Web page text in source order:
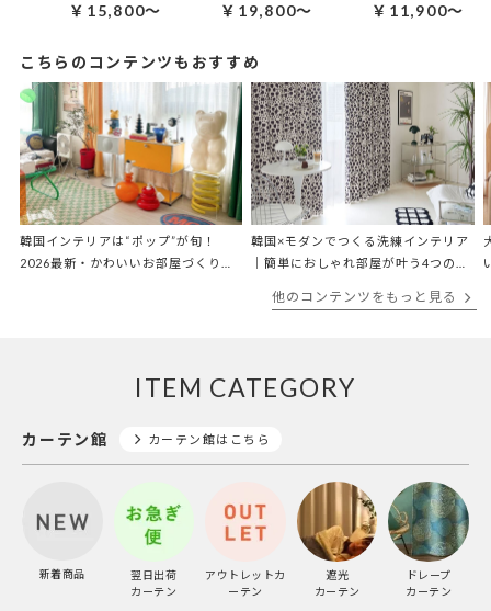
￥15,800～ ￥19,800～ ￥11,900～
こちらのコンテンツもおすすめ
韓国インテリアは“ポップ”が旬！
2026最新・かわいいお部屋づくりガ
韓国×モダンでつくる洗練インテリア
｜簡単におしゃれ部屋が叶う4つのコ
他のコンテンツをもっと見る
ITEM CATEGORY
カーテン館 カーテン館はこちら
新着商品
翌日出荷
カーテン
アウトレットカ
ーテン
遮光
カーテン
ドレープ
カーテン